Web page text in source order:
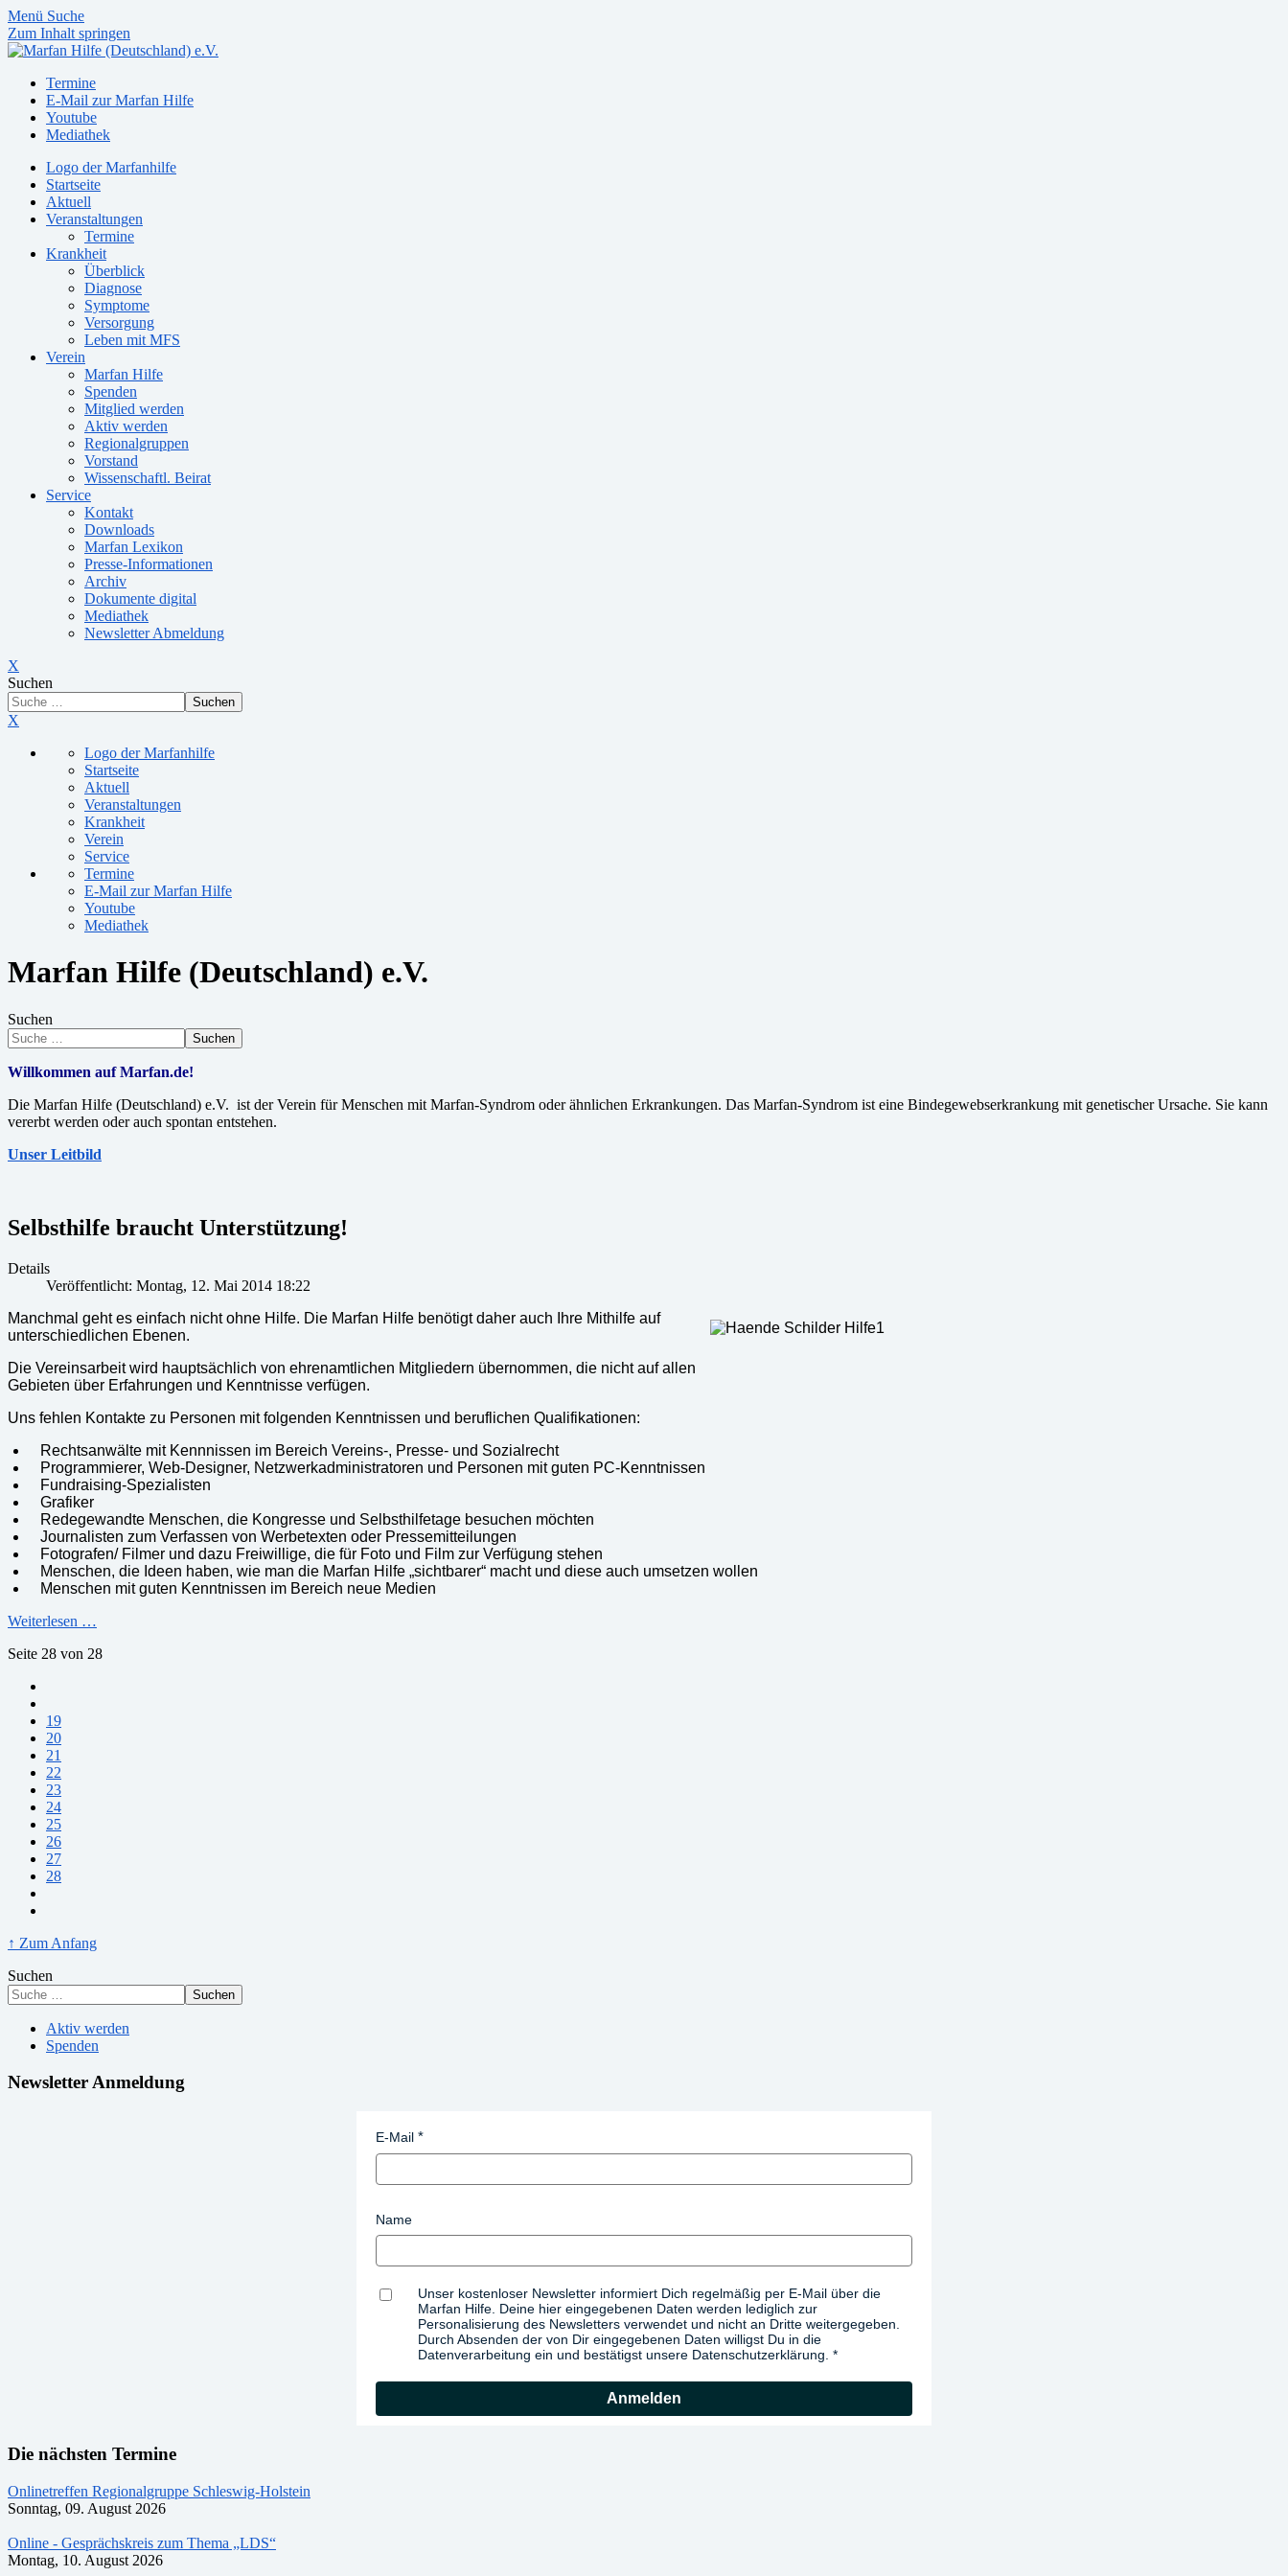
Menü Suche
Zum Inhalt springen
Termine
E-Mail zur Marfan Hilfe
Youtube
Mediathek
Logo der Marfanhilfe
Startseite
Aktuell
Veranstaltungen
Termine
Krankheit
Überblick
Diagnose
Symptome
Versorgung
Leben mit MFS
Verein
Marfan Hilfe
Spenden
Mitglied werden
Aktiv werden
Regionalgruppen
Vorstand
Wissenschaftl. Beirat
Service
Kontakt
Downloads
Marfan Lexikon
Presse-Informationen
Archiv
Dokumente digital
Mediathek
Newsletter Abmeldung
X
Suchen
Suchen
X
Logo der Marfanhilfe
Startseite
Aktuell
Veranstaltungen
Krankheit
Verein
Service
Termine
E-Mail zur Marfan Hilfe
Youtube
Mediathek
Marfan Hilfe (Deutschland) e.V.
Suchen
Suchen
Willkommen auf Marfan.de!
Die Marfan Hilfe (Deutschland) e.V. ist der Verein für Menschen mit Marfan-Syndrom oder ähnlichen Erkrankungen. Das Marfan-Syndrom ist eine Bindegewebserkrankung mit genetischer Ursache. Sie kann
vererbt werden oder auch spontan entstehen.
Unser Leitbild
Selbsthilfe braucht Unterstützung!
Details
Veröffentlicht: Montag, 12. Mai 2014 18:22
Manchmal geht es einfach nicht ohne Hilfe. Die Marfan Hilfe benötigt daher auch Ihre Mithilfe auf
unterschiedlichen Ebenen.
Die Vereinsarbeit wird hauptsächlich von ehrenamtlichen Mitgliedern übernommen, die nicht auf allen
Gebieten über Erfahrungen und Kenntnisse verfügen.
Uns fehlen Kontakte zu Personen mit folgenden Kenntnissen und beruflichen Qualifikationen:
Rechtsanwälte mit Kennnissen im Bereich Vereins-, Presse- und Sozialrecht
Programmierer, Web-Designer, Netzwerkadministratoren und Personen mit guten PC-Kenntnissen
Fundraising-Spezialisten
Grafiker
Redegewandte Menschen, die Kongresse und Selbsthilfetage besuchen möchten
Journalisten zum Verfassen von Werbetexten oder Pressemitteilungen
Fotografen/ Filmer und dazu Freiwillige, die für Foto und Film zur Verfügung stehen
Menschen, die Ideen haben, wie man die Marfan Hilfe „sichtbarer“ macht und diese auch umsetzen wollen
Menschen mit guten Kenntnissen im Bereich neue Medien
Weiterlesen …
Seite 28 von 28
19
20
21
22
23
24
25
26
27
28
↑ Zum Anfang
Suchen
Suchen
Aktiv werden
Spenden
Newsletter Anmeldung
E-Mail
Name
Unser kostenloser Newsletter informiert Dich regelmäßig per E-Mail über die
Marfan Hilfe. Deine hier eingegebenen Daten werden lediglich zur
Personalisierung des Newsletters verwendet und nicht an Dritte weitergegeben.
Durch Absenden der von Dir eingegebenen Daten willigst Du in die
Datenverarbeitung ein und bestätigst unsere Datenschutzerklärung.
Anmelden
Die nächsten Termine
Onlinetreffen Regionalgruppe Schleswig-Holstein
Sonntag, 09. August 2026
Online - Gesprächskreis zum Thema „LDS“
Montag, 10. August 2026